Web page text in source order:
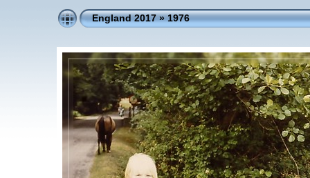
England 2017»1976